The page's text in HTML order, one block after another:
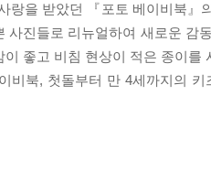
랑을 받았던 『포토 베이비북』
진들로 리뉴얼하여 새로운 감
좋고 비침 현상이 적은 종이
비북, 첫돌부터 만 4세까지의